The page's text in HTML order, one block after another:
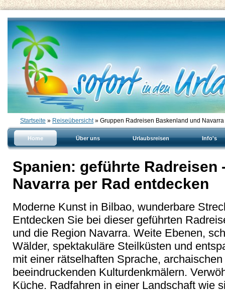
Startseite » Reiseübersicht» Gruppen Radreisen Baskenland und
Home Über uns Urlaubsreisen Info's
Spanien: geführte Radreisen
Navarra per Rad entdecken
Moderne Kunst in Bilbao, wunderbare
Entdecken Sie bei dieser geführten
und die Region Navarra. Weite Ebenen,
Wälder, spektakuläre Steilküsten und
mit einer rätselhaften Sprache,
beeindruckenden Kulturdenkmälern.
Küche. Radfahren in einer Landschaft wie